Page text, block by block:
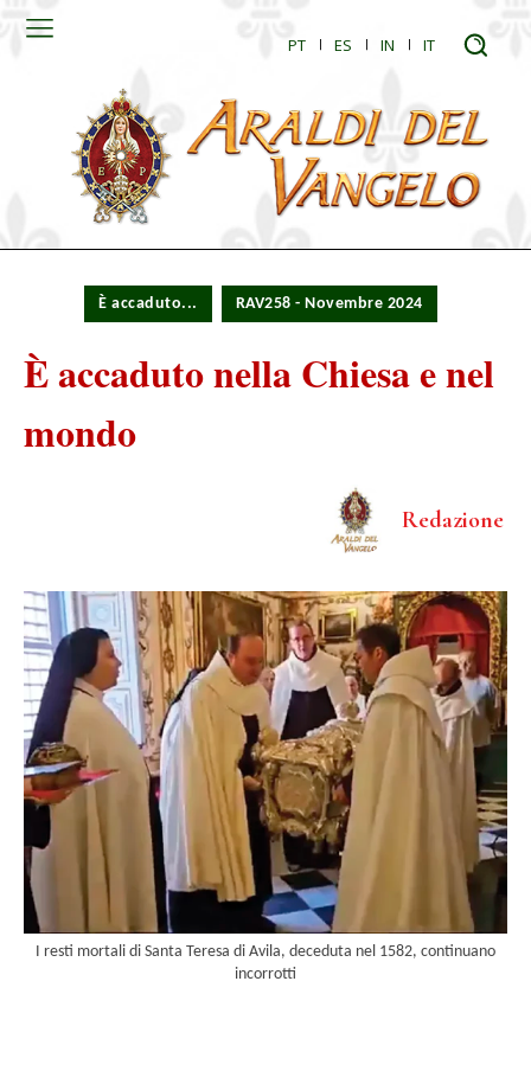
PT ES IN IT
È accaduto... RAV258 - Novembre 2024
È accaduto nella Chiesa e nel
mondo
Redazione
I resti mortali di Santa Teresa di Avila, deceduta nel 1582, continuano
incorrotti